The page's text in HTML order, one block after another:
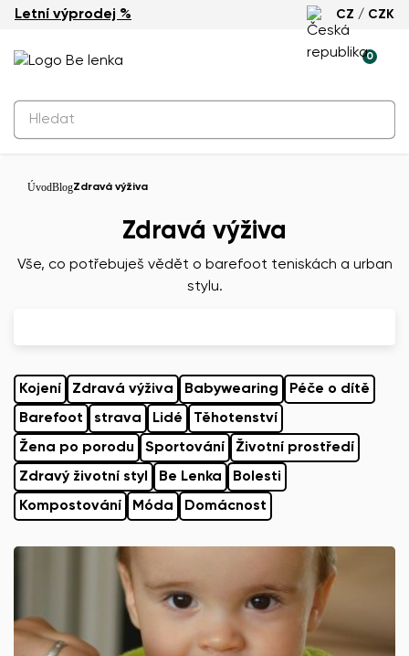
Letní výprodej % CZ / CZK
0
ÚvodBlogZdravá výživa
Zdravá výživa
Vše, co potřebuješ vědět o barefoot teniskách a urban
stylu.
Kojení Zdravá výživa Babywearing
Péče o dítě
Barefoot
strava Lidé
Těhotenství
Žena po porodu
Sportování
Životní prostředí
Zdravý životní styl
Be Lenka
Bolesti
Kompostování
Móda Domácnost